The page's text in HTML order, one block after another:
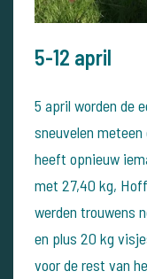
5-12 april
5 april worden de
sneuvelen meteen
heeft opnieuw
met 27,40 kg,
werden trouwens
en plus 20 kg
voor de rest van